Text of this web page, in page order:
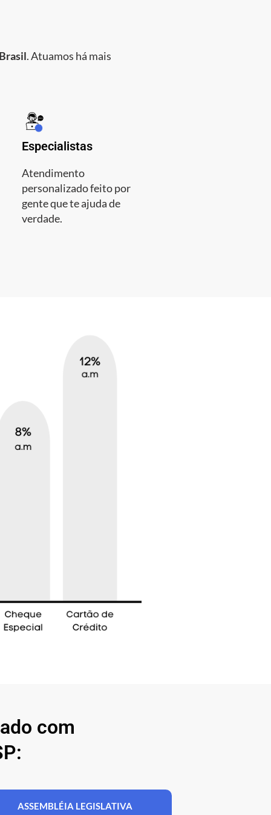
. Atuamos há mais
Especialistas
Atendimento
personalizado feito por
gente que te ajuda de
verdade.
com
ASSEMBLÉIA LEGISLATIVA